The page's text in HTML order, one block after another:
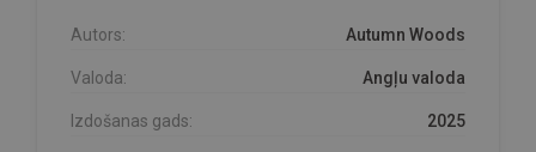
Autors: Autumn Woods
Valoda: Angļu valoda
Izdošanas gads: 2025